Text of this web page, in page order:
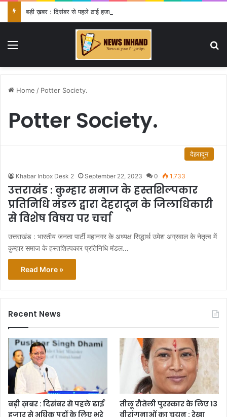
बड़ी ख़बर : दिसंबर से पहले ढाई हजार से अधिक पदों के लिए भरे जाएंगे फार्म
Menu
Home / Potter Society.
Potter Society.
देहरादून
Khabar Inbox Desk 2 September 22, 2023 0 1,733
उत्तराखंड : कुम्हार समाज के हस्तशिल्पकार
प्रतिनिधि मंडल द्वारा देहरादून के जिलाधिकारी
से विशेष विषय पर चर्चा
उत्तराखंड : भारतीय जनता पार्टी महानगर के अध्यक्ष सिद्धार्थ उमेश अग्रवाल के नेतृत्व में
कुम्हार समाज के हस्तशिल्पकार प्रतिनिधि मंडल…
Read More »
Recent News
बड़ी ख़बर : दिसंबर से पहले ढाई
हजार से अधिक पदों के लिए भरे
तीलू रौतेली पुरस्कार के लिए 13
वीरांगनाओं का चयन : रेखा